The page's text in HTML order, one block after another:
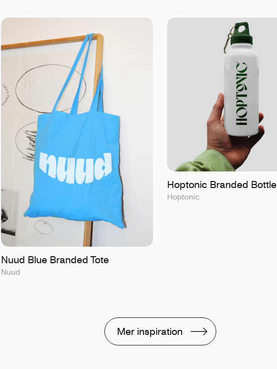
Nuud Blue Branded Tote
Nuud
Hoptonic Branded Bottle
Hoptonic
Mer inspiration